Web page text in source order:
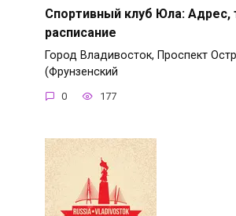
Спортивный клуб Юла: Адрес,
расписание
Город Владивосток, Проспект
(Фрунзенский
0 177